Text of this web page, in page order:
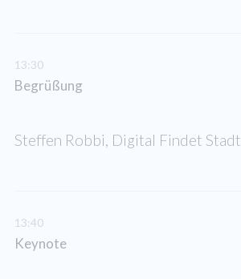
13:30
Begrüßung
Steffen Robbi, Digital Findet Stadt
13:40
Keynote